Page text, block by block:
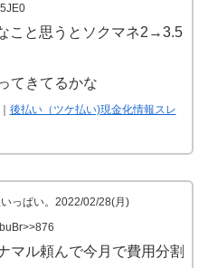
こと思うとソクマネ2→3.5
てきてるかな
後払い（ツケ払い)現金化情報スレ
っぱい。2022/02/28(月)
マル頼んで今月で費用分割